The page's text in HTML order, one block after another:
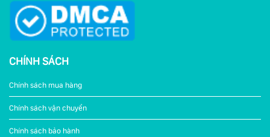
CHÍNH SÁCH
Chính sách mua hàng
Chính sách vận chuyển
Chính sách bảo hành